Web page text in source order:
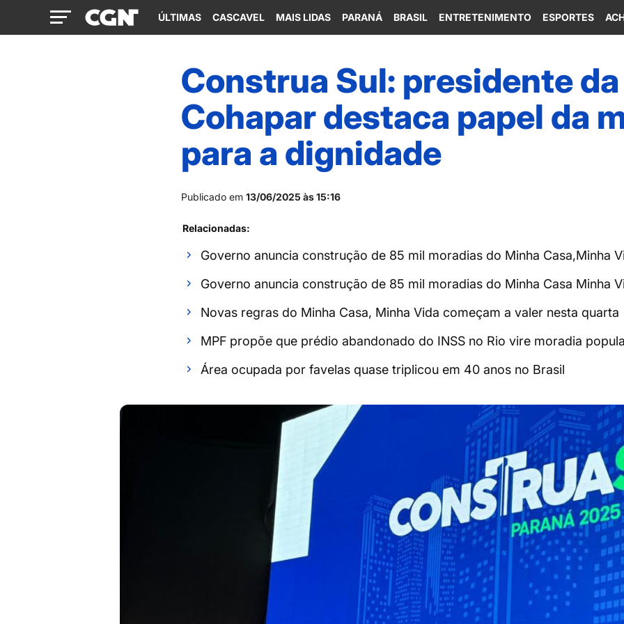
ÚLTIMAS CASCAVEL MAIS LIDAS PARANÁ BRASIL ENTRETENIMENTO ESPORTES
Construa Sul: presidente da
Cohapar destaca papel da
para a dignidade
Publicado em 13/06/2025 às 15:16
Relacionadas:
Governo anuncia construção de 85 mil moradias do Minha Casa,Minha
Governo anuncia construção de 85 mil moradias do Minha Casa Minha
Novas regras do Minha Casa, Minha Vida começam a valer nesta quarta
MPF propõe que prédio abandonado do INSS no Rio vire moradia
Área ocupada por favelas quase triplicou em 40 anos no Brasil